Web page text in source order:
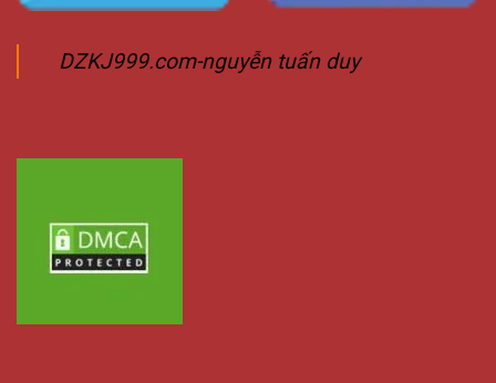
DZKJ999.com-nguyễn tuấn duy